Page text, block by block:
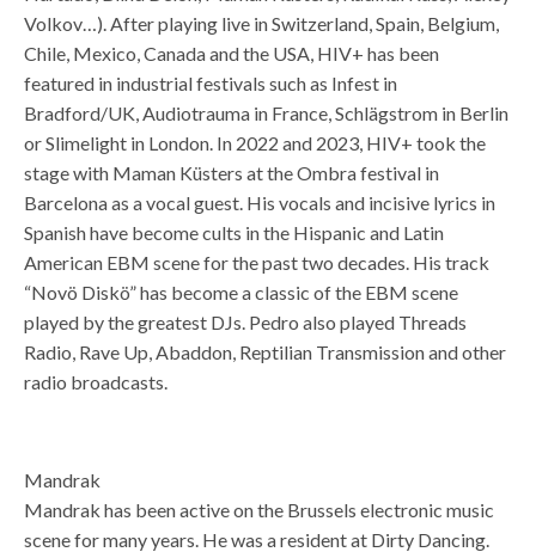
Volkov…). After playing live in Switzerland, Spain, Belgium,
Chile, Mexico, Canada and the USA, HIV+ has been
featured in industrial festivals such as Infest in
Bradford/UK, Audiotrauma in France, Schlägstrom in Berlin
or Slimelight in London. In 2022 and 2023, HIV+ took the
stage with Maman Küsters at the Ombra festival in
Barcelona as a vocal guest. His vocals and incisive lyrics in
Spanish have become cults in the Hispanic and Latin
American EBM scene for the past two decades. His track
“Novö Diskö” has become a classic of the EBM scene
played by the greatest DJs. Pedro also played Threads
Radio, Rave Up, Abaddon, Reptilian Transmission and other
radio broadcasts.
Mandrak
Mandrak has been active on the Brussels electronic music
scene for many years. He was a resident at Dirty Dancing.